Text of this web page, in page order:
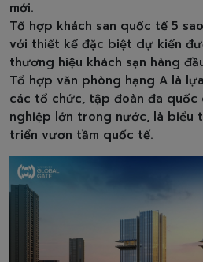
mới.
Tổ hợp khách san quốc tế 5
với thiết kế đặc biệt dự kiến
thương hiệu khách sạn hàng
Tổ hợp văn phòng hạng A là
các tổ chức, tập đoàn đa quốc
nghiệp lớn trong nước, là biểu
triển vươn tầm quốc tế.